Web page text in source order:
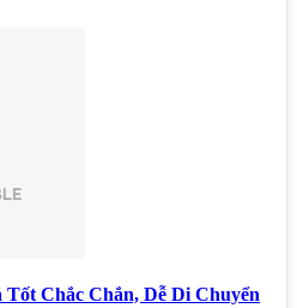
Chắc Chắn, Dễ Di Chuyển